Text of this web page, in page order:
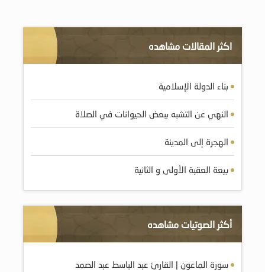
اكثر المقالات مشاهده
بناء الدولة الإسلامية
النهي عن التشبه ببعض الحيوانات في الصلاة
الهجرة إلى المدينة
بيعة العقبة الأولى و الثانية
أكثر الصوتيات مشاهده
سورة الماعون | القارئ عبد الباسط عبد الصمد